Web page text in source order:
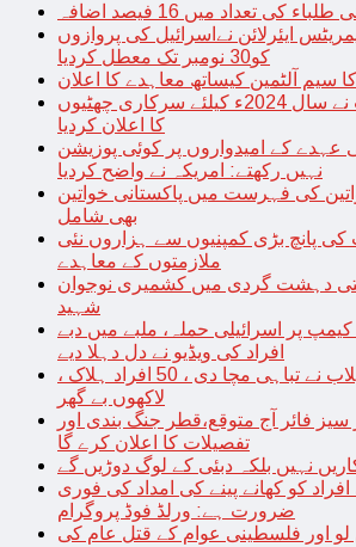
کی تعداد میں 16 فیصد اضافہ
ایئرلائن نےاسرائیل کی پروازوں
کو30 نومبر تک معطل کردیا
کا سیم آلٹمین کیساتھ معاہدے کا اعلان
متحدہ عرب امارات نے سال 2024ء کیلئے سرکاری چھٹیوں
کا اعلان کردیا
عہدے کے امیدواروں پر کوئی پوزیشن
نہیں رکھتے: امریکہ نے واضح کردیا
بااثر خواتین کی فہرست میں پاکستانی خواتین
بھی شامل
پانچ بڑی کمپنیوں سے ہزاروں نئی
ملازمتوں کے معاہدے
دہشت گردی میں کشمیری نوجوان
شہید
پر اسرائیلی حملہ، ملبے میں دبے
افراد کی ویڈیو نے دل دہلا دیے
صومالیہ میں سیلاب نے تباہی مچا دی ، 50 افراد ہلاک ،
لاکھوں بے گھر
فائر آج متوقع،قطر جنگ بندی اور
تفصیلات کا اعلان کرے گا
نہیں بلکہ دبئی کے لوگ دوڑیں گے
22 لاکھ افراد کو کھانے پینے کی امداد کی فوری
ضرورت ہے: ورلڈ فوڈ پروگرام
لو اور فلسطینی عوام کے قتل عام کی